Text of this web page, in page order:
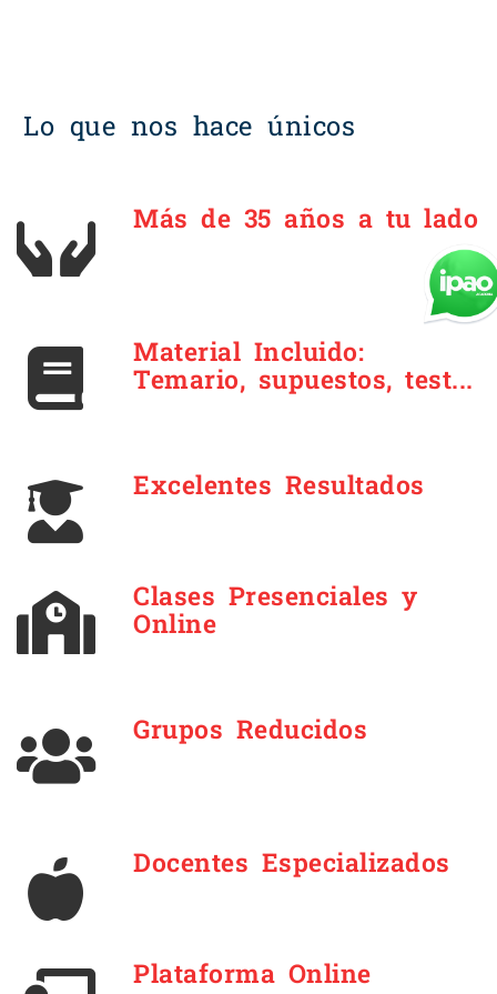
Lo que nos hace únicos
Más de 35 años a tu lado
Material Incluido:
Temario, supuestos, test...
Excelentes Resultados
Clases Presenciales y
Online
Grupos Reducidos
Docentes Especializados
Plataforma Online